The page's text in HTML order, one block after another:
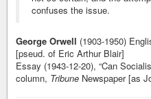
confuses the issue.
George Orwell (1903-1950)
[pseud. of Eric Arthur Blair]
Essay (1943-12-20), “Can
column, Tribune Newspaper [as